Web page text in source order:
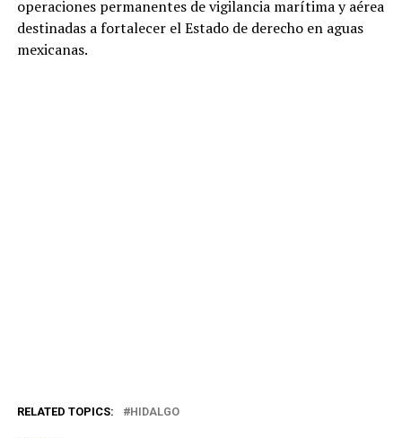
operaciones permanentes de vigilancia marítima y aérea
destinadas a fortalecer el Estado de derecho en aguas
mexicanas.
RELATED TOPICS: HIDALGO